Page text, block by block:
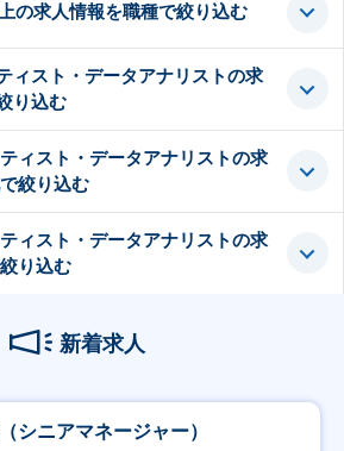
の求人情報を職種で絞り込む
ィスト・データアナリストの求
り込む
ィスト・データアナリストの求
絞り込む
ィスト・データアナリストの求
り込む
新着求人
シニアマネージャー）